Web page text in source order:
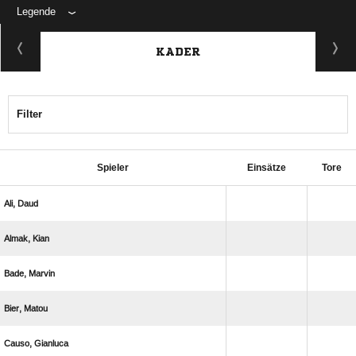
Legende
KADER
Filter
Spieler Einsätze Tore
 
 
 
 
 